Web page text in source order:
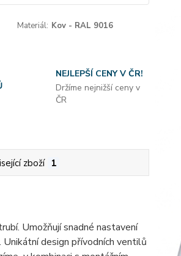
Materiál: Kov - RAL 9016
NEJLEPŠÍ CENY V ČR!
Držíme nejnižší ceny v
ČR
zboží 1
Umožňují snadné nastavení
design přívodních ventilů